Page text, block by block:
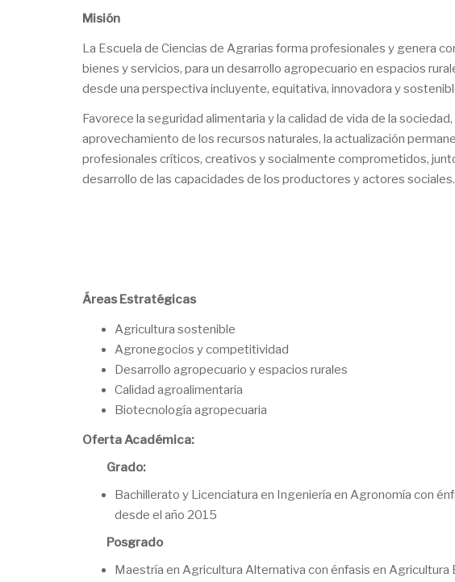
Misión
La Escuela de Ciencias de Agrarias forma profesionales y genera
bienes y servicios, para un desarrollo agropecuario en espacios
desde una perspectiva incluyente, equitativa, innovadora y
Favorece la seguridad alimentaria y la calidad de vida de la
aprovechamiento de los recursos naturales, la actualización
profesionales críticos, creativos y socialmente comprometidos,
desarrollo de las capacidades de los productores y actores sociales.
Áreas Estratégicas
Agricultura sostenible
Agronegocios y competitividad
Desarrollo agropecuario y espacios rurales
Calidad agroalimentaria
Biotecnología agropecuaria
Oferta Académica:
Grado:
Bachillerato y Licenciatura en Ingeniería en Agronomía con
desde el año 2015
Posgrado
Maestría en Agricultura Alternativa con énfasis en Agricultura